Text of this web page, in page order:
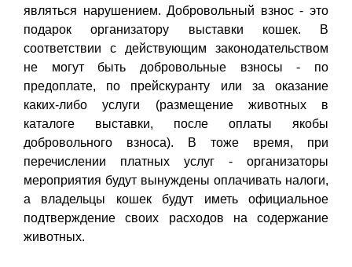
являться нарушением. Добровольный взнос - это
подарок организатору выставки кошек. В
соответствии с действующим законодательством
не могут быть добровольные взносы - по
предоплате, по прейскуранту или за оказание
каких-либо услуги (размещение животных в
каталоге выставки, после оплаты якобы
добровольного взноса). В тоже время, при
перечислении платных услуг - организаторы
мероприятия будут вынуждены оплачивать налоги,
а владельцы кошек будут иметь официальное
подтверждение своих расходов на содержание
животных.